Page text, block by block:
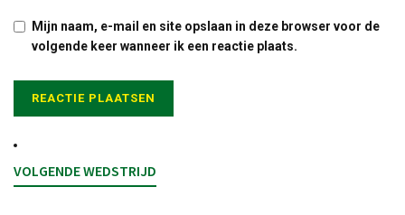
Mijn naam, e-mail en site opslaan in deze browser voor de
volgende keer wanneer ik een reactie plaats.
VOLGENDE WEDSTRIJD